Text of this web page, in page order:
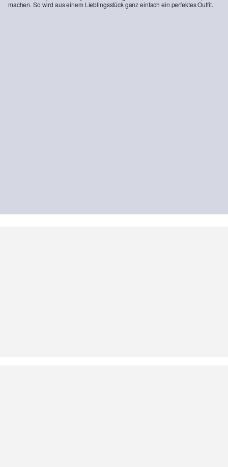
machen. So wird aus einem Lieblingsstück ganz einfach ein perfektes Outfit.